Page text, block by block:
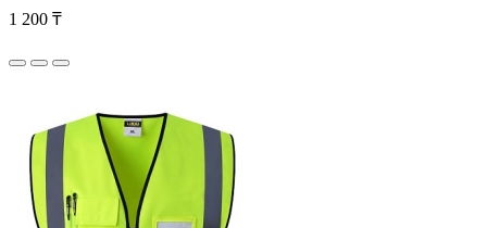
1 200 ₸